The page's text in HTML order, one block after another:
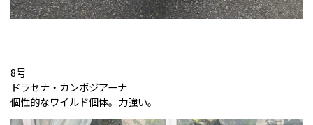
8号
ドラセナ・カンボジアーナ
個性的なワイルド個体。力強い。